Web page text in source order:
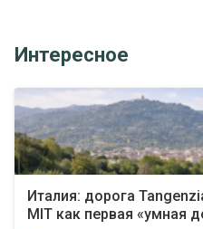
Интересное
Италия: дорога
MIT как первая «умная